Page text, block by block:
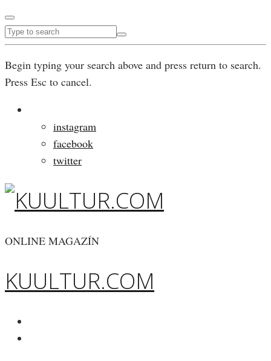
Begin typing your search above and press return to search.
Press Esc to cancel.
instagram
facebook
twitter
ONLINE MAGAZÍN
KUULTUR.COM